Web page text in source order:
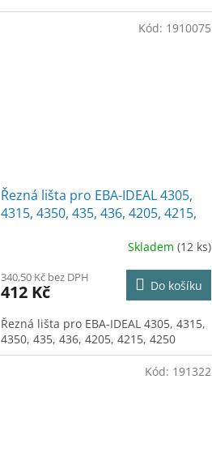
Řezná lišta pro EBA-IDEAL 4305,
4315, 4350, 435, 436, 4205, 4215,
Skladem (12 ks)
340,50 Kč bez DPH
412 Kč Do košíku
Řezná lišta pro EBA-IDEAL 4305, 4315,
4350, 435, 436, 4205, 4215, 4250
Kód: 1910075
Kód: 191322